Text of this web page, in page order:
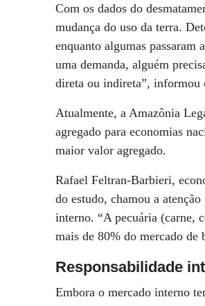
Com os dados do
mudança do uso da terra.
enquanto algumas passaram
uma demanda, alguém
direta ou indireta”, informou
Atualmente, a Amazônia
agregado para economias
maior valor agregado.
Rafael Feltran-Barbieri,
do estudo, chamou a
interno. “A pecuária (carne,
mais de 80% do mercado de
Responsabilidade
Embora o mercado interno